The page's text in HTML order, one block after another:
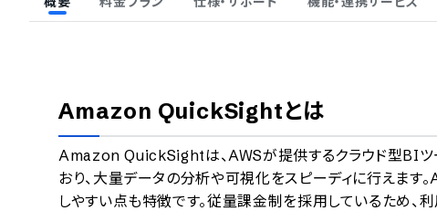
Amazon QuickSightとは
Amazon QuickSightは、AWSが提供するクラウド型BIツ
おり、大量データの分析や可視化をスピーディに行えます
しやすい点も特徴です。従量課金制を採用しているため